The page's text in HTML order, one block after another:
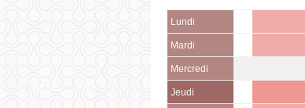
Lundi
Mardi
Mercredi
Jeudi